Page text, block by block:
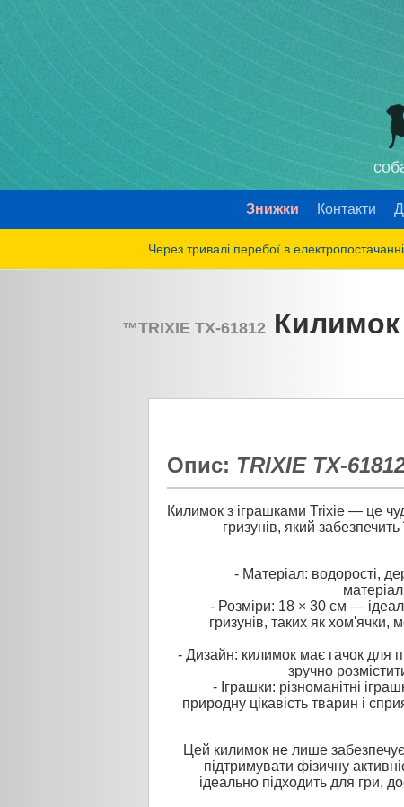
Знижки Контакти
Через тривалі перебої в
™TRIXIETX-61812Килимок
Опис: TRIXIE TX-
Килимок з іграшками Trixie — це
гризунів, який
- Матеріал: водорості,
- Розміри: 18 × 30 см —
гризунів, таких як хом'ячки,
- Дизайн: килимок має гачок для
зручно
- Іграшки: різноманітні
природну цікавість тварин і
Цей килимок не лише
підтримувати фізичну
ідеально підходить для гри,